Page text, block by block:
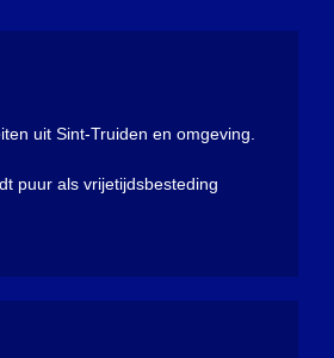
uit Sint-Truiden en omgeving.
puur als vrijetijdsbesteding